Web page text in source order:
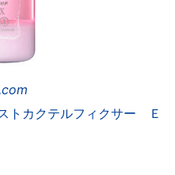
トカクテルフィクサー Ｅ